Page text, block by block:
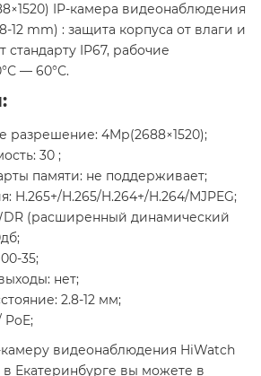
IP-камера видеонаблюдения
12 mm) : защита корпуса от влаги и
стандарту IP67, рабочие
— 60°С.
разрешение: 4Mр(2688×1520);
30 ;
памяти: не поддерживает;
H.265+/H.265/H.264+/H.264/MJPEG;
(расширенный динамический
35;
нет;
2.8-12 мм;
PoE;
видеонаблюдения HiWatch
в Екатеринбурге вы можете в